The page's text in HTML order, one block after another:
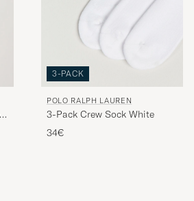
3-PACK
POLO RALPH LAUREN
3-Pack Crew Sock White
34€